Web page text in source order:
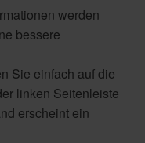
werden
bessere
Sie einfach auf die
linken Seitenleiste
erscheint ein